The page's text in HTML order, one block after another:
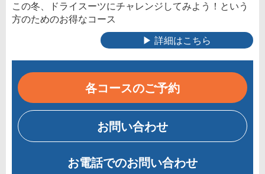
この冬、ドライスーツにチャレンジしてみよう！という
方のためのお得なコース
▶ 詳細はこちら
各コースのご予約
お問い合わせ
お電話でのお問い合わせ